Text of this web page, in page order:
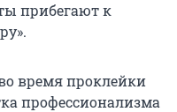
прибегают к
время проклейки
профессионализма